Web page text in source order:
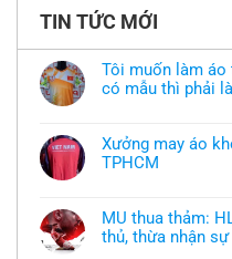
TIN TỨC MỚI
Tôi muốn làm áo
có mẫu thì phải
bình
luận
ở
áo
thun
đồng
Xưởng may áo
TPHCM
bình
luận
ở
MU thua thảm:
thủ, thừa nhận